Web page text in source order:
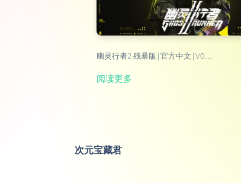
幽灵行者2 残暴版|官方中文|V0.…
阅读更多
次元宝藏君